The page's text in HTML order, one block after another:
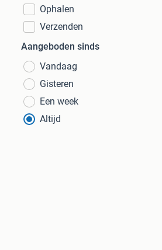
Ophalen
Verzenden
Aangeboden sinds
Vandaag
Gisteren
Een week
Altijd